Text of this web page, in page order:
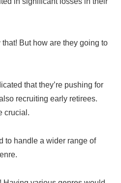
that! But how are they going to
that they’re pushing for
recruiting early retirees.
crucial.
to handle a wider range of